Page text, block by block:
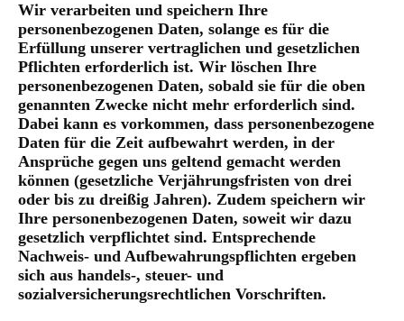
Wir verarbeiten und speichern Ihre
personenbezogenen Daten, solange es für die
Erfüllung unserer vertraglichen und gesetzlichen
Pflichten erforderlich ist. Wir löschen Ihre
personenbezogenen Daten, sobald sie für die oben
genannten Zwecke nicht mehr erforderlich sind.
Dabei kann es vorkommen, dass personenbezogene
Daten für die Zeit aufbewahrt werden, in der
Ansprüche gegen uns geltend gemacht werden
können (gesetzliche Verjährungsfristen von drei
oder bis zu dreißig Jahren). Zudem speichern wir
Ihre personenbezogenen Daten, soweit wir dazu
gesetzlich verpflichtet sind. Entsprechende
Nachweis- und Aufbewahrungspflichten ergeben
sich aus handels-, steuer- und
sozialversicherungsrechtlichen Vorschriften.